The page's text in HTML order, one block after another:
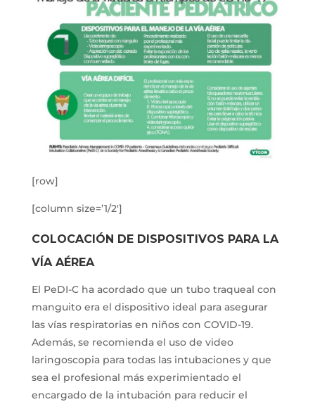
[row]
[column size=’1/2′]
COLOCACIÓN DE DISPOSITIVOS PARA LA
VÍA AÉREA
El PeDI-C ha acordado que un tubo traqueal con
manguito era el dispositivo ideal para asegurar
las vías respiratorias en niños con COVID-19.
Además, se recomienda el uso de video
laringoscopia para todas las intubaciones y que
sea el profesional más experimientado el
encargado de la intubación para reducir el